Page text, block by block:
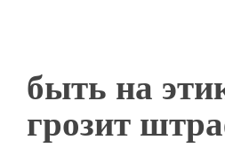
быть на
грозит